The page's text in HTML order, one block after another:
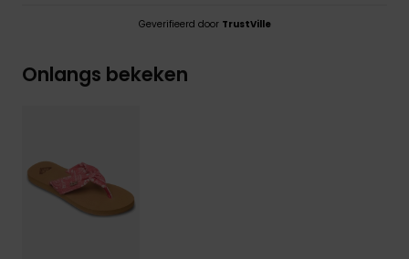
Geverifieerd door TrustVille
Onlangs bekeken